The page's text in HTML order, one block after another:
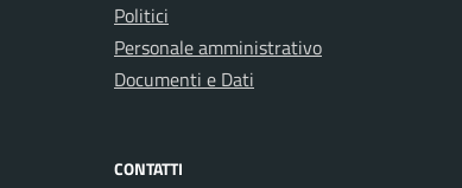
Politici
Personale amministrativo
Documenti e Dati
CONTATTI